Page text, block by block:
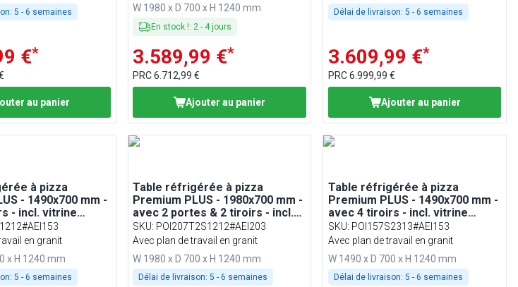
5 - 6 semaines
€*
au panier
W 1980 x D 700 x H 1240 mm
En stock !: 2 - 4 jours
3.589,99 €*
PRC6.712,99 €
Ajouter au panier
Délai de livraison: 5 - 6 semaines
3.609,99 €*
PRC6.999,99 €
Ajouter au panier
à pizza
- 1490x700 mm -
- incl. vitrine
GN 1/4
en granit
x H 1240 mm
5 - 6 semaines
Table réfrigérée à pizza
Premium PLUS - 1980x700 mm -
avec 2 portes & 2 tiroirs - incl.
vitrine réfrigérée - 9x GN 1/4
SKU: POI207T2S1212#AEI203
Avec plan de travail en granit
W 1980 x D 700 x H 1240 mm
Délai de livraison: 5 - 6 semaines
Table réfrigérée à pizza
Premium PLUS - 1490x700 mm -
avec 4 tiroirs - incl. vitrine
réfrigérée - 6x GN 1/4
SKU: POI157S2313#AEI153
Avec plan de travail en granit
W 1490 x D 700 x H 1240 mm
Délai de livraison: 5 - 6 semaines